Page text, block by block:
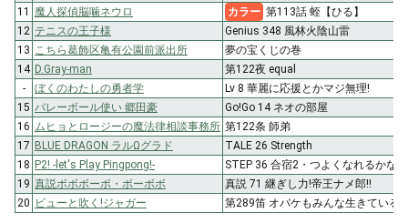
11
魔人探偵脳噛ネウロ カラー 第113話 蛭【ひる】
12 テニスの王子様
Genius 348 風林火陰山雷
13
こちら葛飾区亀有公園前派出所
夢の宝くじの巻
14 D.Gray-man
第122夜 equal
-
ぼくのわたしの勇者学
Lv 8 華麗に応援とかマジ無理!
15 バレーボール使い 郷田豪
Go!Go 14 ネオの部屋
16 ムヒョとロージーの魔法律相談事務所 第122条 師弟
17 BLUE DRAGON ラルΩグラド
TALE 26 Strength
18 P2! -let's Play Pingpong!-
STEP 36 合宿2・つよくなれるかな
19 真説ボボボーボ・ボーボボ
真説 71 継ぎし力!帝王ナメ郎!!
20 ピューと吹く!ジャガー 第289笛 オバケもみんな生きている